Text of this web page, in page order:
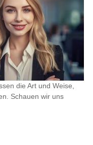
die Art und Weise,
Schauen wir uns